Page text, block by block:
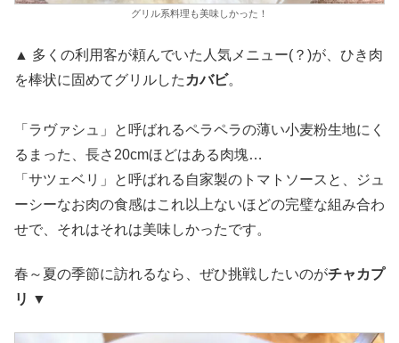
グリル系料理も美味しかった！
▲ 多くの利用客が頼んでいた人気メニュー(？)が、ひき肉
を棒状に固めてグリルした カバビ。
「ラヴァシュ」と呼ばれるペラペラの薄い小麦粉生地にく
るまった、長さ20cmほどはある肉塊…
「サツェベリ」と呼ばれる自家製のトマトソースと、ジュ
ーシーなお肉の食感はこれ以上ないほどの完璧な組み合わ
せで、それはそれは美味しかったです。
春～夏の季節に訪れるなら、ぜひ挑戦したいのがチャカプ
リ ▼